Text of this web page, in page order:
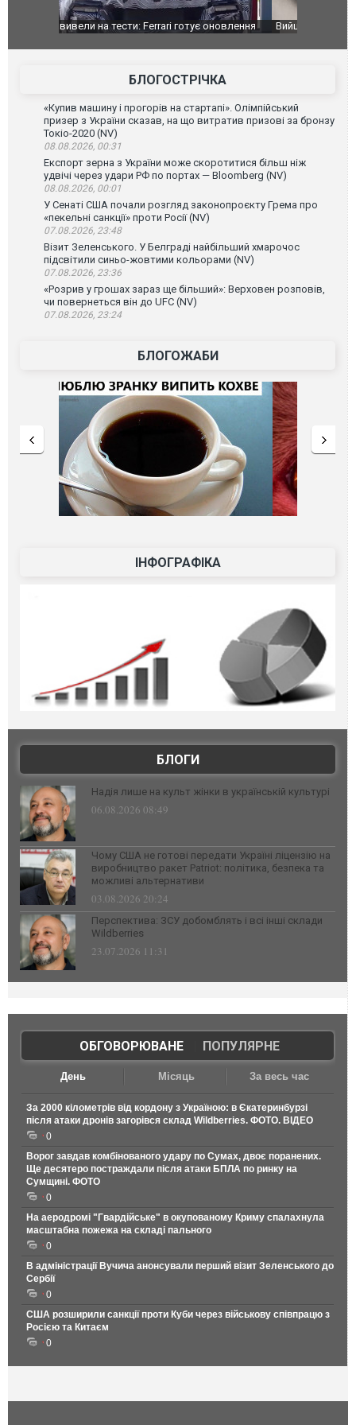
Вийшов трейлер нової екранізації легендарного
БЛОГОСТРІЧКА
«Купив машину і прогорів на стартапі». Олімпійський
призер з України сказав, на що витратив призові за бронзу
Токіо-2020 (NV)
08.08.2026, 00:31
Експорт зерна з України може скоротитися більш ніж
удвічі через удари РФ по портах — Bloomberg (NV)
08.08.2026, 00:01
У Сенаті США почали розгляд законопроєкту Грема про
«пекельні санкції» проти Росії (NV)
07.08.2026, 23:48
Візит Зеленського. У Белграді найбільший хмарочос
підсвітили синьо-жовтими кольорами (NV)
07.08.2026, 23:36
«Розрив у грошах зараз ще більший»: Верховен розповів,
чи повернеться він до UFC (NV)
07.08.2026, 23:24
БЛОГОЖАБИ
ІНФОГРАФІКА
БЛОГИ
Надія лише на культ жінки в українській культурі
06.08.2026 08:49
Чому США не готові передати Україні ліцензію на
виробництво ракет Patriot: політика, безпека та
можливі альтернативи
03.08.2026 20:24
Перспектива: ЗСУ добомблять і всі інші склади
Wildberries
23.07.2026 11:31
ОБГОВОРЮВАНЕ| ПОПУЛЯРНЕ
День Місяць За весь час
За 2000 кілометрів від кордону з Україною: в Єкатеринбурзі
після атаки дронів загорівся склад Wildberries. ФОТО. ВІДЕО
0
Ворог завдав комбінованого удару по Сумах, двоє поранених.
Ще десятеро постраждали після атаки БПЛА по ринку на
Сумщині. ФОТО
0
На аеродромі "Гвардійське" в окупованому Криму спалахнула
масштабна пожежа на складі пального
0
В адміністрації Вучича анонсували перший візит Зеленського до
Сербії
0
США розширили санкції проти Куби через військову співпрацю з
Росією та Китаєм
0